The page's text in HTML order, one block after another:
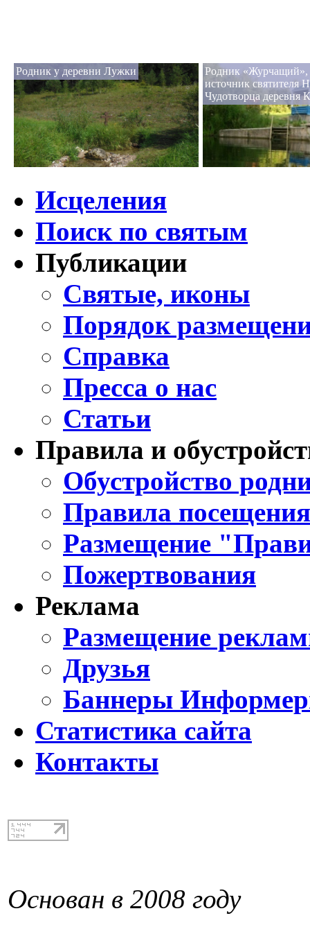
Родник у деревни Лужки
Родник «Журчащий»,
источник святителя
Чудотворца деревня
Исцеления
Поиск по святым
Публикации
Святые, иконы
Порядок
Справка
Пресса о нас
Статьи
Правила и
Обустройство
Правила
Размещение
Пожертвования
Реклама
Размещение
Друзья
Баннеры
Статистика сайта
Контакты
Основан в 2008 году